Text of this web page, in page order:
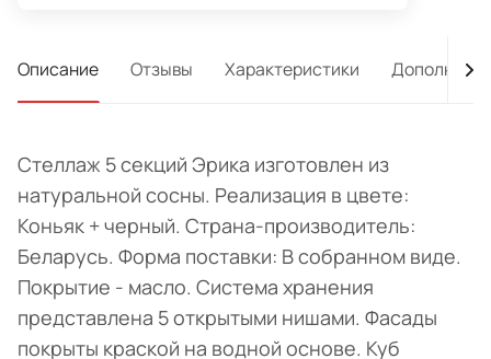
Описание Отзывы Характеристики
Стеллаж 5 секций Эрика изготовлен из
натуральной сосны. Реализация в цвете:
Коньяк + черный. Страна-производитель:
Беларусь. Форма поставки: В собранном виде.
Покрытие - масло. Система хранения
представлена 5 открытыми нишами. Фасады
покрыты краской на водной основе. Куб